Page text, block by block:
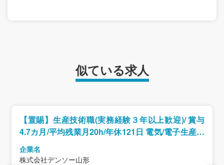
似ている求人
【置賜】生産技術職(実務経験３年以上歓迎)/ 賞与
4.7カ月/平均残業月20h/年休121日 電気/電子生産技
術
企業名
株式会社デンソー山形